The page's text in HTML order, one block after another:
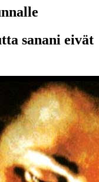
sanani eivät